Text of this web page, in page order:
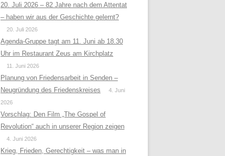
20. Juli 2026 – 82 Jahre nach dem Attentat
– haben wir aus der Geschichte gelernt?
20. Juli 2026
Agenda-Gruppe tagt am 11. Juni ab 18.30
Uhr im Restaurant Zeus am Kirchplatz
11. Juni 2026
Planung von Friedensarbeit in Senden –
Neugründung des Friedenskreises
4. Juni
2026
Vorschlag: Den Film „The Gospel of
Revolution“ auch in unserer Region zeigen
4. Juni 2026
Krieg, Frieden, Gerechtigkeit – was man in